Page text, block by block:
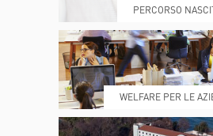
REFERTI
PERCORSO
WELFARE PER LE